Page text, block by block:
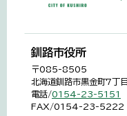
釧路市役所
〒085-8505
北海道釧路市黒金町7丁
電話/0154-23-5151
FAX/0154-23-5222